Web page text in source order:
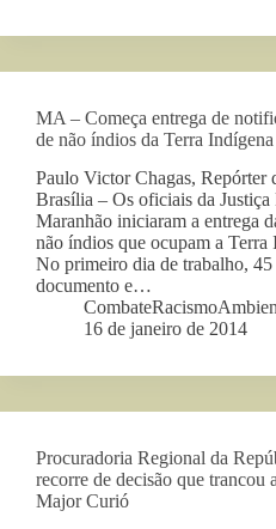
MA – Começa entrega de
de não índios da Terra
Paulo Victor Chagas, Repórter
Brasília – Os oficiais da Justiça
Maranhão iniciaram a entrega
não índios que ocupam a
No primeiro dia de trabalho,
documento e…
16 de janeiro de 2014
Procuradoria Regional da
recorre de decisão que trancou
Major Curió